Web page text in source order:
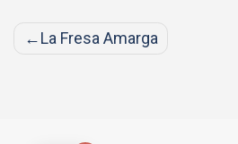
Navegación
La Fresa Amarga